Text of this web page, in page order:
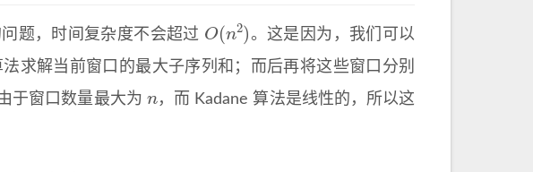
题，时间复杂度不会超过
O(n 2)
。这是因为，我们可以
求解当前窗口的最大子序列和；而后再将这些窗口分别
于窗口数量最大为
，而 Kadane 算法是线性的，所以这